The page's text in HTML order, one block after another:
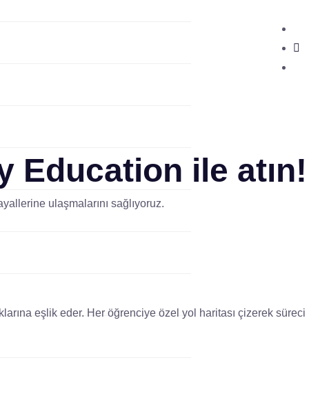
Education ile atın!
ulaşmalarını sağlıyoruz.
eşlik eder. Her öğrenciye özel yol haritası çizerek süreci